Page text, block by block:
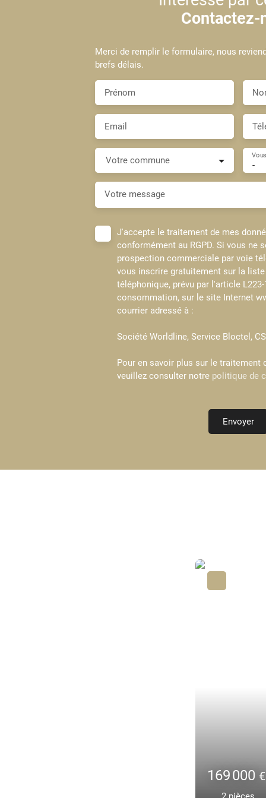
Contactez-
Merci de remplir le formulaire, nous
brefs délais.
Prénom
Email
Votre commune -
Votre message
J'accepte le traitement de mes
conformément au RGPD. Si vous ne
prospection commerciale par voie
vous inscrire gratuitement sur la
téléphonique, prévu par l'article
consommation, sur le site Internet
courrier adressé à :
Société Worldline, Service Bloctel,
Pour en savoir plus sur le traitement
veuillez consulter notre politique de
Envoyer
170 000 €